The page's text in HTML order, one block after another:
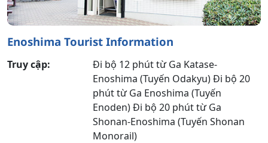
Enoshima Tourist Information
Truy cập:
Đi bộ 12 phút từ Ga Katase-
Enoshima (Tuyến Odakyu) Đi bộ 20
phút từ Ga Enoshima (Tuyến
Enoden) Đi bộ 20 phút từ Ga
Shonan-Enoshima (Tuyến Shonan
Monorail)